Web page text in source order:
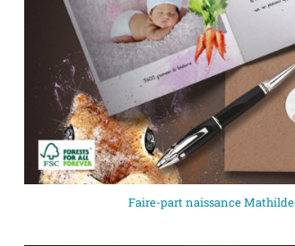
Faire-part naissance Mathilde